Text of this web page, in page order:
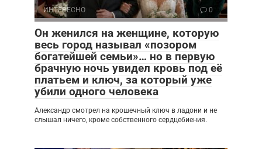
ИНТЕРЕСНО 0
Он женился на женщине, которую
весь город называл «позором
богатейшей семьи»… но в первую
брачную ночь увидел кровь под её
платьем и ключ, за который уже
убили одного человека
Александр смотрел на крошечный ключ в ладони и не
слышал ничего, кроме собственного сердцебиения.